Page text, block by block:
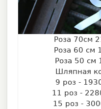
Роза 70см
Роза 60 см
Роза 50 см
Шляпная
9 роз -
11 роз -
15 роз -